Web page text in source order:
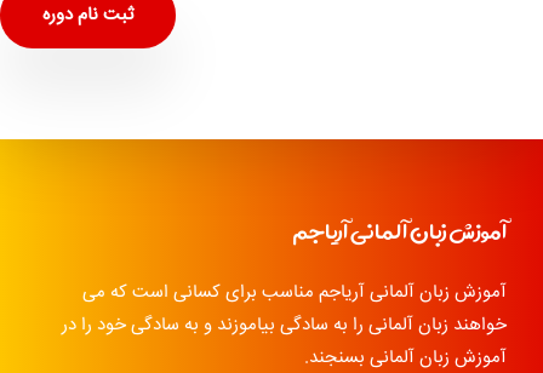
ثبت نام دوره
آموزش زبان آلمانی آریاجم
آموزش زبان آلمانی آریاجم مناسب برای کسانی است که می
خواهند زبان آلمانی را به سادگی بیاموزند و به سادگی خود را در
آموزش زبان آلمانی بسنجند.